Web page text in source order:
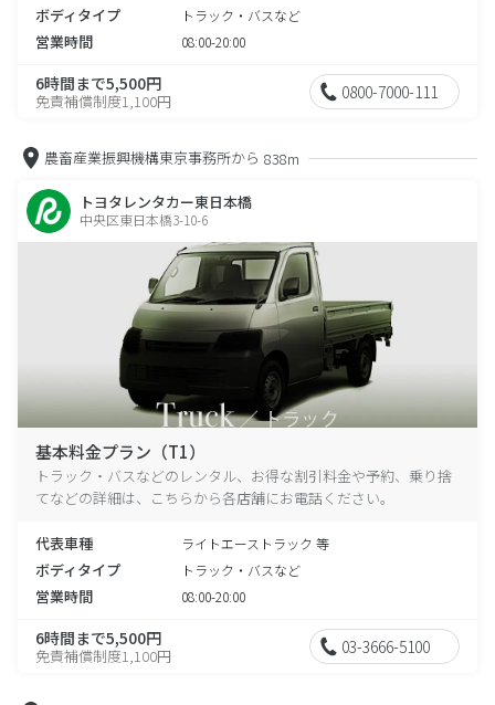
ボディタイプ トラック・バスなど
営業時間 08:00-20:00
6時間まで5,500円
免責補償制度1,100円 0800-7000-111
農畜産業振興機構東京事務所から 838m
トヨタレンタカー東日本橋
中央区東日本橋3-10-6
基本料金プラン（T1）
トラック・バスなどのレンタル、お得な割引料金や予約、乗り捨
てなどの詳細は、こちらから各店舗にお電話ください。
代表車種 ライトエーストラック 等
ボディタイプ トラック・バスなど
営業時間 08:00-20:00
6時間まで5,500円
免責補償制度1,100円 03-3666-5100